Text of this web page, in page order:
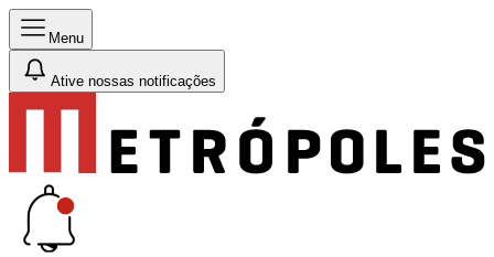
Menu
Ative nossas notificações